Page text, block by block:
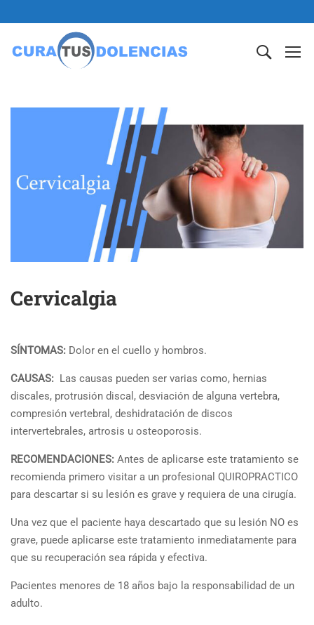
Cervicalgia
SÍNTOMAS: Dolor en el cuello y hombros.
CAUSAS: Las causas pueden ser varias como, hernias
discales, protrusión discal, desviación de alguna vertebra,
compresión vertebral, deshidratación de discos
intervertebrales, artrosis u osteoporosis.
RECOMENDACIONES: Antes de aplicarse este tratamiento se
recomienda primero visitar a un profesional QUIROPRACTICO
para descartar si su lesión es grave y requiera de una cirugía.
Una vez que el paciente haya descartado que su lesión NO es
grave, puede aplicarse este tratamiento inmediatamente para
que su recuperación sea rápida y efectiva.
Pacientes menores de 18 años bajo la responsabilidad de un
adulto.